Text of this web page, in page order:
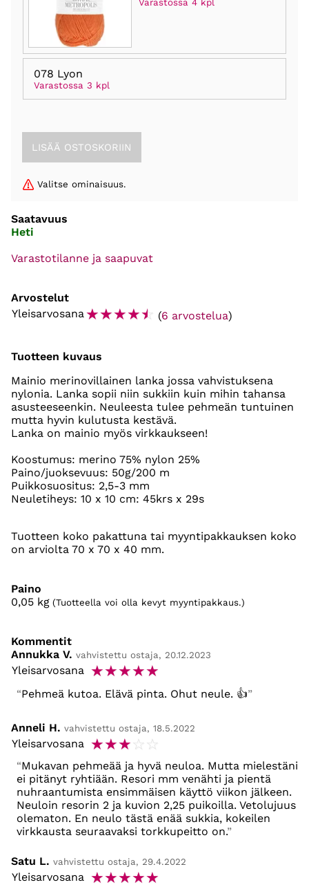
Varastossa 4 kpl
078 Lyon
Varastossa 3 kpl
Valitse ominaisuus.
Saatavuus
Heti
Varastotilanne ja saapuvat
Arvostelut
Yleisarvosana ☆☆☆☆☆ (6 arvostelua)
Tuotteen kuvaus
Mainio merinovillainen lanka jossa vahvistuksena
nylonia. Lanka sopii niin sukkiin kuin mihin tahansa
asusteeseenkin. Neuleesta tulee pehmeän tuntuinen
mutta hyvin kulutusta kestävä.
Lanka on mainio myös virkkaukseen!
Koostumus: merino 75% nylon 25%
Paino/juoksevuus: 50g/200 m
Puikkosuositus: 2,5-3 mm
Neuletiheys: 10 x 10 cm: 45krs x 29s
Tuotteen koko pakattuna tai myyntipakkauksen koko
on arviolta 70 x 70 x 40 mm.
Paino
0,05 kg (Tuotteella voi olla kevyt myyntipakkaus.)
Kommentit
Annukka V. vahvistettu ostaja, 20.12.2023
Yleisarvosana ☆☆☆☆☆
Pehmeä kutoa. Elävä pinta. Ohut neule. 👍
Anneli H. vahvistettu ostaja, 18.5.2022
Yleisarvosana ☆☆☆☆ ☆
Mukavan pehmeää ja hyvä neuloa. Mutta mielestäni
ei pitänyt ryhtiään. Resori mm venähti ja pientä
nuhraantumista ensimmäisen käyttö viikon jälkeen.
Neuloin resorin 2 ja kuvion 2,25 puikoilla. Vetolujuus
olematon. En neulo tästä enää sukkia, kokeilen
virkkausta seuraavaksi torkkupeitto on.
Satu L. vahvistettu ostaja, 29.4.2022
Yleisarvosana ☆☆☆☆☆